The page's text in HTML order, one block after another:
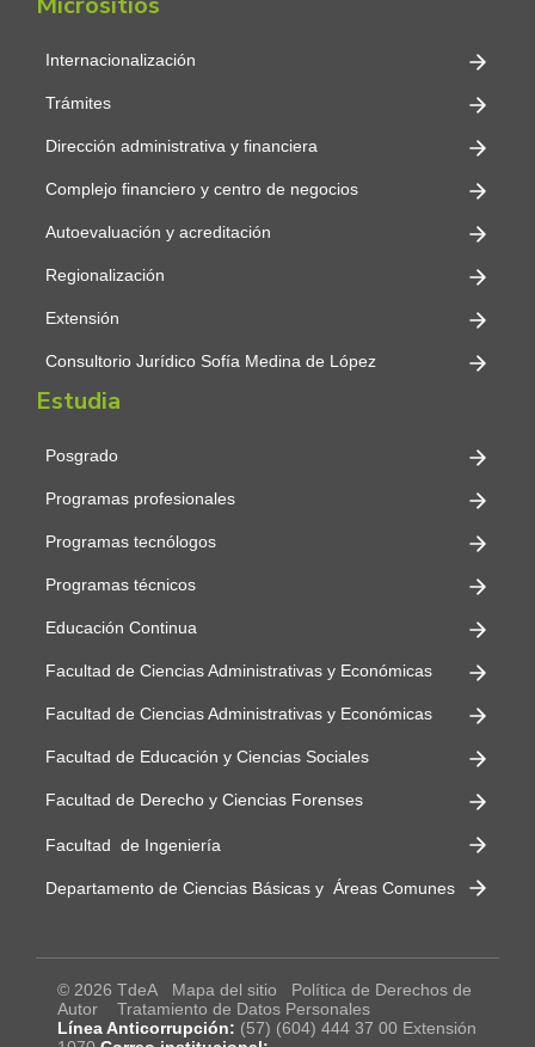
Internacionalización
Trámites
Dirección administrativa y financiera
Complejo financiero y centro de negocios
Autoevaluación y acreditación
Regionalización
Extensión
Consultorio Jurídico Sofía Medina de López
Estudia
Posgrado
Programas profesionales
Programas tecnólogos
Programas técnicos
Educación Continua
Facultad de Ciencias Administrativas y Económicas
Facultad de Ciencias Administrativas y Económicas
Facultad de Educación y Ciencias Sociales
Facultad de Derecho y Ciencias Forenses
Facultad de Ingeniería
Departamento de Ciencias Básicas y Áreas Comunes
© 2026 TdeA Mapa del sitio
Política de Derechos de
Autor
Tratamiento de Datos Personales
Línea Anticorrupción: (57) (604) 444 37 00 Extensión